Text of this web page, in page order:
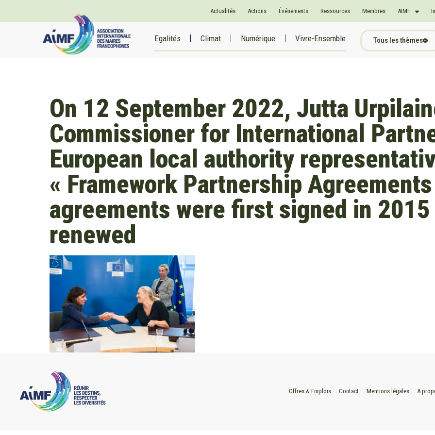
Actualités Actions Événements Ressources Membres AIMF
Egalités Climat Numérique Vivre-Ensemble Tous les thèmes
On 12 September 2022, Jutta
Commissioner for International
European local authority
« Framework Partnership
agreements were first signed in
renewed
Offres & Emplois Contact Mentions légales A